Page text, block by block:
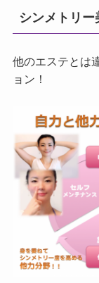
シンメトリ
他のエステとは
ョン！